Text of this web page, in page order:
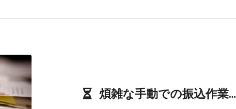
煩雑な手動での振込作業...